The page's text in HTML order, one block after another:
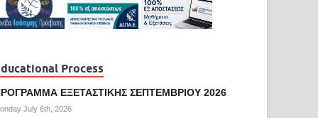
Process
ΕΞΕΤΑΣΤΙΚΗΣ ΣΕΠΤΕΜΒΡΙΟΥ 2026
July 6th, 2026